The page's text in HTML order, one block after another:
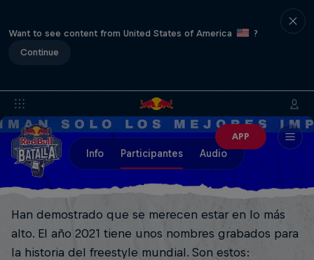
Want to see content from United States of America
?
Continue
APP
Info Participantes Audio
Han demostrado que se merecen estar en lo más
alto. El año 2021 tiene unos nombres grabados para
la historia del freestyle mundial. Son estos: